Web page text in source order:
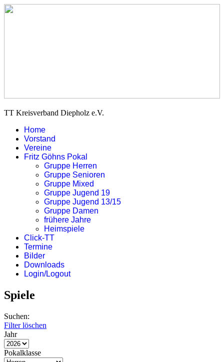
TT Kreisverband Diepholz e.V.
Home
Vorstand
Vereine
Fritz Göhns Pokal
Gruppe Herren
Gruppe Senioren
Gruppe Mixed
Gruppe Jugend 19
Gruppe Jugend 13/15
Gruppe Damen
frühere Jahre
Heimspiele
Click-TT
Termine
Bilder
Downloads
Login/Logout
Spiele
Suchen:
Filter löschen
Jahr
Pokalklasse